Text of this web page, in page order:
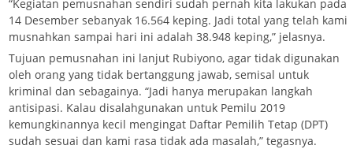
“Kegiatan pemusnahan sendiri sudah pernah kita lakukan pada
14 Desember sebanyak 16.564 keping. Jadi total yang telah kami
musnahkan sampai hari ini adalah 38.948 keping,” jelasnya.
Tujuan pemusnahan ini lanjut Rubiyono, agar tidak digunakan
oleh orang yang tidak bertanggung jawab, semisal untuk
kriminal dan sebagainya. “Jadi hanya merupakan langkah
antisipasi. Kalau disalahgunakan untuk Pemilu 2019
kemungkinannya kecil mengingat Daftar Pemilih Tetap (DPT)
sudah sesuai dan kami rasa tidak ada masalah,” tegasnya.